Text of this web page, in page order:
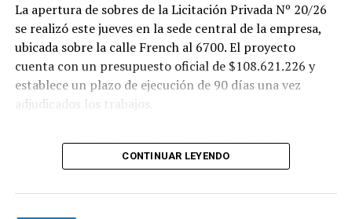
La apertura de sobres de la Licitación Privada Nº 20/26
se realizó este jueves en la sede central de la empresa,
ubicada sobre la calle French al 6700. El proyecto
cuenta con un presupuesto oficial de $108.621.226 y
establece un plazo de ejecución de 90 días una vez
adjudicados los trabajos.
agua potable incluyen la colocación de unos 355 metros
ejecución de 29 conexiones domiciliarias. Los trabajos se
desarrollarán en distintos sectores comprendidos por
CONTINUAR LEYENDO